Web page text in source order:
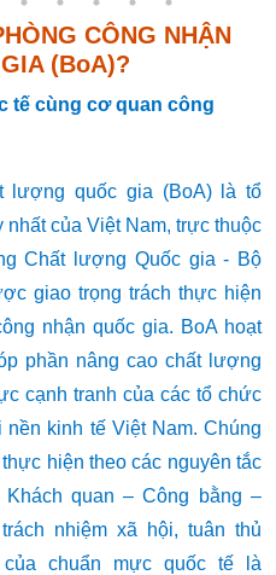
CÔNG NHẬN
(BoA)?
tế cùng cơ quan công
lượng quốc gia (BoA) là tổ
của Việt Nam, trực thuộc
Chất lượng Quốc gia - Bộ
giao trọng trách thực hiện
nhận quốc gia. BoA hoạt
phần nâng cao chất lượng
cạnh tranh của các tổ chức
kinh tế Việt Nam. Chúng
hiện theo các nguyên tắc
quan – Công bằng –
nhiệm xã hội, tuân thủ
chuẩn mực quốc tế là